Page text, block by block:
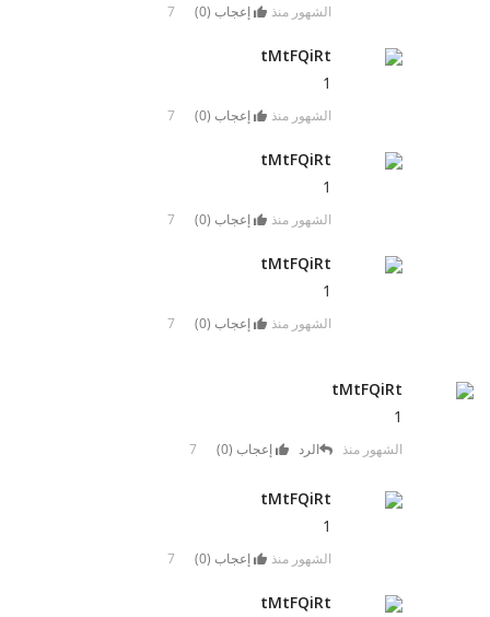
7 الشهور منذ إعجاب (0
)
tMtFQiRt
1
7 الشهور منذ إعجاب (0
)
tMtFQiRt
1
7 الشهور منذ إعجاب (0
)
tMtFQiRt
1
7 الشهور منذ إعجاب (0
)
tMtFQiRt
1
7 الشهور منذ الرد إعجاب (0
)
tMtFQiRt
1
7 الشهور منذ إعجاب (0
)
tMtFQiRt